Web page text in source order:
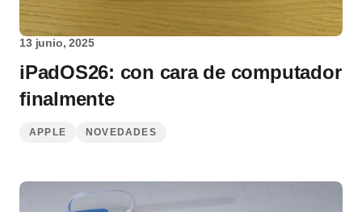
13 junio, 2025
iPadOS26: con cara de computador
finalmente
APPLE NOVEDADES